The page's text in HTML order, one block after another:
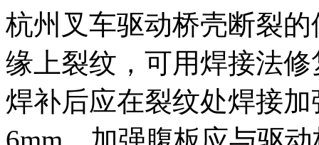
杭州叉车驱动桥壳断裂
缘上裂纹，可用焊接法
焊补后应在裂纹处焊接